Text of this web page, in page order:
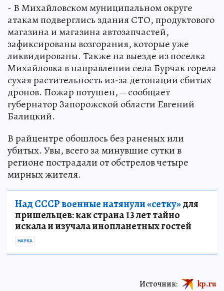
- В Михайловском муниципальном округе
атакам подверглись здания СТО, продуктового
магазина и магазина автозапчастей,
зафиксированы возгорания, которые уже
ликвидированы. Также на выезде из поселка
Михайловка в направлении села Бурчак горела
сухая растительность из-за детонации сбитых
дронов. Пожар потушен, – сообщает
губернатор Запорожской области Евгений
Балицкий.
В райцентре обошлось без раненых или
убитых. Увы, всего за минувшие сутки в
регионе пострадали от обстрелов четыре
мирных жителя.
Над СССР военные натянули «сетку»для
пришельцев: как страна 13 лет тайно
искала и изучала инопланетных гостей
НАУКА
Источник: kp.ru